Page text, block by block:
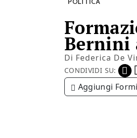
Bernini
Di Federica De
CONDIVIDI SU:
Aggiungi